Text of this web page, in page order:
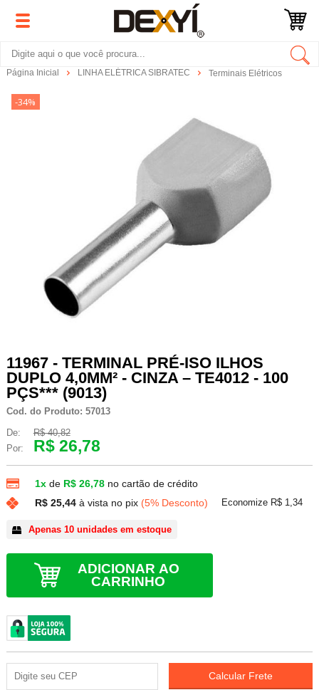
Página Inicial LINHA ELÉTRICA SIBRATEC Terminais Elétricos
-34%
11967 - TERMINAL PRÉ-ISO ILHOS
DUPLO 4,0MM² - CINZA – TE4012 - 100
PÇS*** (9013)
Cod. do Produto: 57013
De:
R$ 40,82
Por:
R$ 26,78
1xde R$ 26,78 no cartão de crédito
R$ 25,44 à vista no pix (5% Desconto) Economize R$ 1,34
Apenas 10 unidades em estoque
ADICIONAR AO
CARRINHO